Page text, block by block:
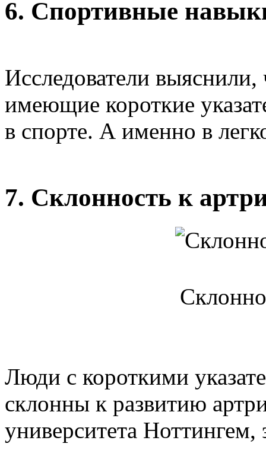
6. Спортивные
Исследователи
имеющие короткие
в спорте. А именно в
7. Склонность к
Люди с короткими
склонны к развитию
университета Ноттингем,